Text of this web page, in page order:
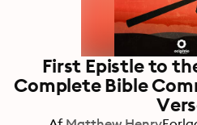
First Epistle to
Complete Bible